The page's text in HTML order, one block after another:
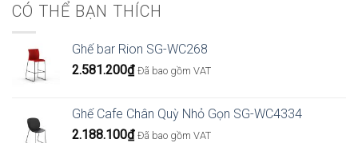
CÓ THỂ BẠN THÍCH
Ghế bar Rion SG-WC268
2.581.200₫ Đã bao gồm VAT
Ghế Cafe Chân Quỳ Nhỏ Gọn SG-WC4334
2.188.100₫ Đã bao gồm VAT